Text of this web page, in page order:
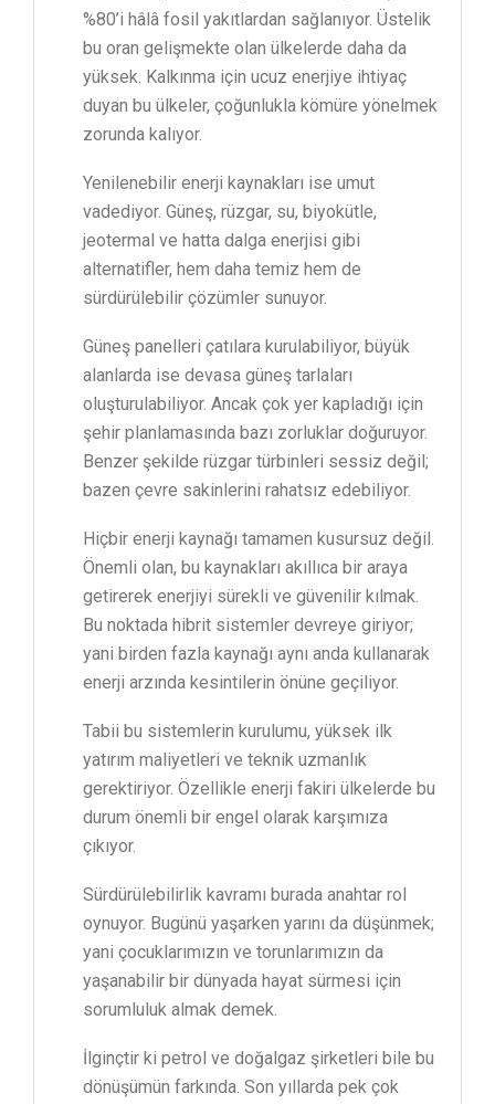
%80’i hâlâ fosil yakıtlardan sağlanıyor. Üstelik
bu oran gelişmekte olan ülkelerde daha da
yüksek. Kalkınma için ucuz enerjiye ihtiyaç
duyan bu ülkeler, çoğunlukla kömüre yönelmek
zorunda kalıyor.
Yenilenebilir enerji kaynakları ise umut
vadediyor. Güneş, rüzgar, su, biyokütle,
jeotermal ve hatta dalga enerjisi gibi
alternatifler, hem daha temiz hem de
sürdürülebilir çözümler sunuyor.
Güneş panelleri çatılara kurulabiliyor, büyük
alanlarda ise devasa güneş tarlaları
oluşturulabiliyor. Ancak çok yer kapladığı için
şehir planlamasında bazı zorluklar doğuruyor.
Benzer şekilde rüzgar türbinleri sessiz değil;
bazen çevre sakinlerini rahatsız edebiliyor.
Hiçbir enerji kaynağı tamamen kusursuz değil.
Önemli olan, bu kaynakları akıllıca bir araya
getirerek enerjiyi sürekli ve güvenilir kılmak.
Bu noktada hibrit sistemler devreye giriyor;
yani birden fazla kaynağı aynı anda kullanarak
enerji arzında kesintilerin önüne geçiliyor.
Tabii bu sistemlerin kurulumu, yüksek ilk
yatırım maliyetleri ve teknik uzmanlık
gerektiriyor. Özellikle enerji fakiri ülkelerde bu
durum önemli bir engel olarak karşımıza
çıkıyor.
Sürdürülebilirlik kavramı burada anahtar rol
oynuyor. Bugünü yaşarken yarını da düşünmek;
yani çocuklarımızın ve torunlarımızın da
yaşanabilir bir dünyada hayat sürmesi için
sorumluluk almak demek.
İlginçtir ki petrol ve doğalgaz şirketleri bile bu
dönüşümün farkında. Son yıllarda pek çok